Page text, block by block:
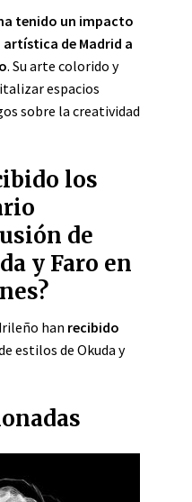
tenido un impacto
de Madrid a
. Su arte colorido y
espacios
sobre la creatividad
los
de
y Faro en
han recibido
estilos de Okuda y